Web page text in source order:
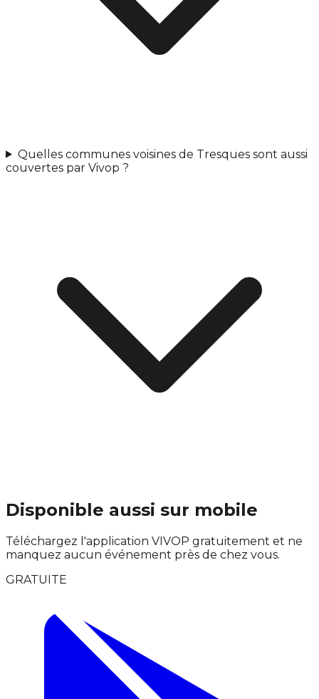
Quelles communes voisines de Tresques sont aussi
couvertes par Vivop ?
Disponible aussi sur mobile
Téléchargez l'application VIVOP gratuitement et ne
manquez aucun événement près de chez vous.
GRATUITE